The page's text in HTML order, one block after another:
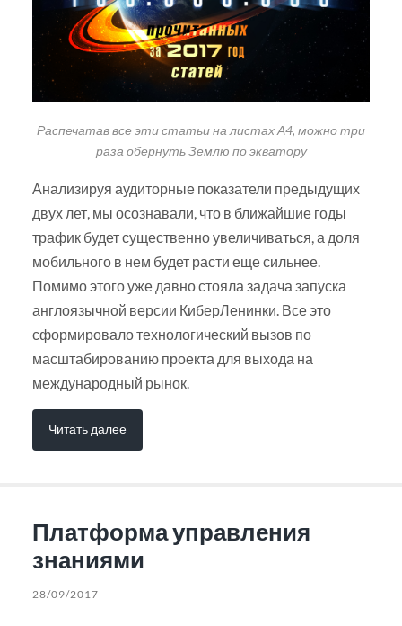
Распечатав все эти статьи на листах А4, можно три
раза обернуть Землю по экватору
Анализируя аудиторные показатели предыдущих
двух лет, мы осознавали, что в ближайшие годы
трафик будет существенно увеличиваться, а доля
мобильного в нем будет расти еще сильнее.
Помимо этого уже давно стояла задача запуска
англоязычной версии КиберЛенинки. Все это
сформировало технологический вызов по
масштабированию проекта для выхода на
международный рынок.
Читать далее
Платформа управления
знаниями
28/09/2017